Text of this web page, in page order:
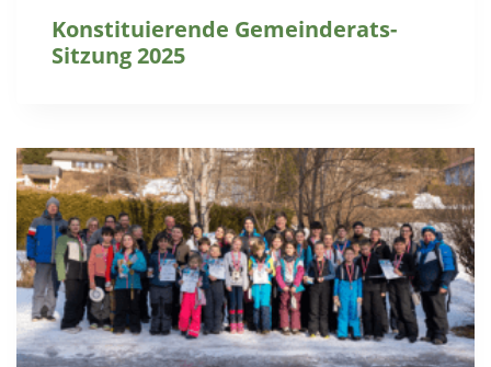
Konstituierende Gemeinderats-
Sitzung 2025